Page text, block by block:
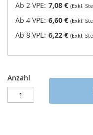
Ab 2 VPE: 7,08 €
Ab 4 VPE: 6,60 €
Ab 8 VPE: 6,22 €
Anzahl